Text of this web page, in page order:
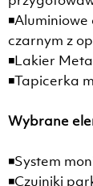
czarnym z
◾Lakier
◾Tapicerka
Wybrane
◾System
◾Czujniki